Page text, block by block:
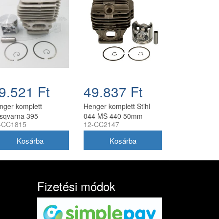
Ft
komplett
395
56 mm
49.837 Ft
Henger komplett Stihl
044 MS 440 50mm
10mm csapszeggel
12-CC2147
Fizetési módok